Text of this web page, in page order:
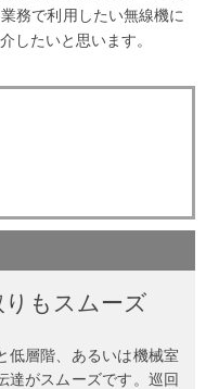
務で利用したい無線機に
したいと思います。
もスムーズ
低層階、あるいは機械室
達がスムーズです。巡回